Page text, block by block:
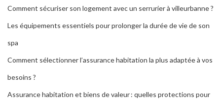
Comment sécuriser son logement avec un serrurier à villeurbanne ?
Les équipements essentiels pour prolonger la durée de vie de son
spa
Comment sélectionner l’assurance habitation la plus adaptée à vos
besoins ?
Assurance habitation et biens de valeur : quelles protections pour